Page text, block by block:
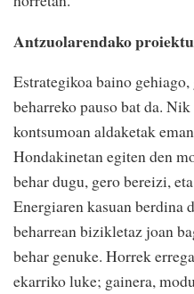
Antzuolarendako proiektu
Estrategikoa baino gehiago,
beharreko pauso bat da. Nik
kontsumoan aldaketak eman
Hondakinetanegiten den
behar dugu, gerobereizi,
Energiaren kasuanberdina
beharrean bizikletaz joan
behar genuke. Horrek
ekarriko luke; gainera,